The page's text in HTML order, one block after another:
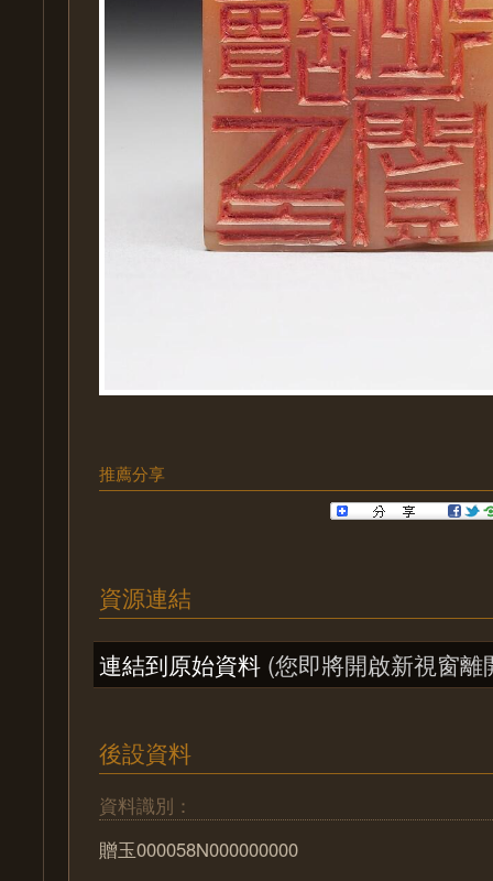
推薦分享
資源連結
連結到原始資料 (您即將開啟新視窗離
後設資料
資料識別：
贈玉000058N000000000